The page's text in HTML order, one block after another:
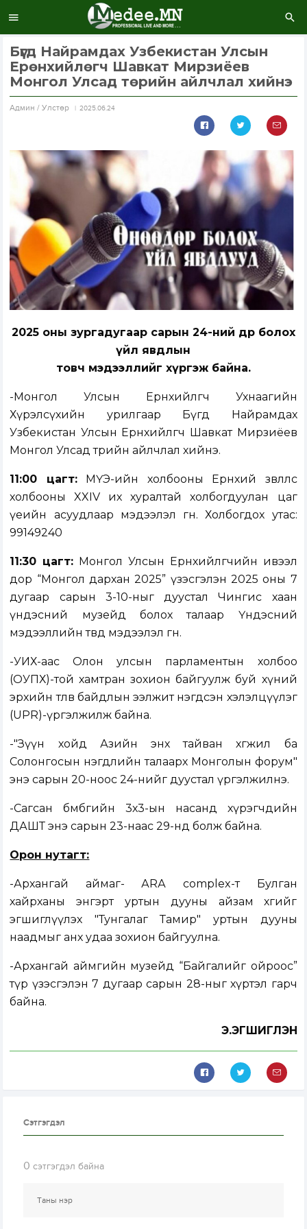
Бүгд Найрамдах Узбекистан Улсын
Ерөнхийлөгч Шавкат Мирзиёев
Монгол Улсад төрийн айлчлал хийнэ
Aдмин / Улстөр 2025.06.24
2025 оны зургадугаар сарын 24-ний өдөр болох
үйл явдлын
товч мэдээллийг хүргэж байна.
-Монгол Улсын Ерөнхийлөгч Ухнаагийн
Хүрэлсүхийн урилгаар Бүгд Найрамдах
Узбекистан Улсын Ерөнхийлөгч Шавкат Мирзиёев
Монгол Улсад төрийн айлчлал хийнэ.
11:00 цагт:МҮЭ-ийн холбооны Ерөнхий зөвлөлөөс
холбооны XXIV их хуралтай холбогдуулан цаг
үеийн асуудлаар мэдээлэл өгнө. Холбогдох утас:
99149240
11:30 цагт: Монгол Улсын Ерөнхийлөгчийн ивээл
дор “Монгол дархан 2025” үзэсгэлэн 2025 оны 7
дугаар сарын 3-10-ныг дуустал Чингис хаан
үндэсний музейд болох талаар Үндэсний
мэдээллийн төвд мэдээлэл өгнө.
-УИХ-аас Олон улсын парламентын холбоо
(ОУПХ)-той хамтран зохион байгуулж буй хүний
эрхийн төлөв байдлын ээлжит нэгдсэн хэлэлцүүлэг
(UPR)-үргэлжилж байна.
-"Зүүн хойд Азийн энх тайван хөгжил ба
Солонгосын нэгдлийн талаарх Монголын форум"
энэ сарын 20-ноос 24-нийг дуустал үргэлжилнэ.
-Сагсан бөмбөгийн 3х3-ын насанд хүрэгчдийн
ДАШТ энэ сарын 23-наас 29-нд болж байна.
Орон нутагт:
-Архангай аймаг- АRА complex-т Булган
хайрханы энгэрт уртын дууны айзам хөгийг
эгшиглүүлэх "Тунгалаг Тамир" уртын дууны
наадмыг анх удаа зохион байгуулна.
-Архангай аймгийн музейд “Байгалийг ойроос”
түр үзэсгэлэн 7 дугаар сарын 28-ныг хүртэл гарч
байна.
Э.ЭГШИГЛЭН
Сэтгэгдэл
0 сэтгэгдэл байна